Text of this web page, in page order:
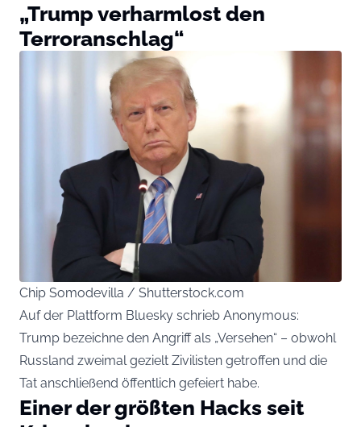
„Trump verharmlost den
Terroranschlag“
Chip Somodevilla / Shutterstock.com
Auf der Plattform Bluesky schrieb Anonymous:
Trump bezeichne den Angriff als „Versehen“ – obwohl
Russland zweimal gezielt Zivilisten getroffen und die
Tat anschließend öffentlich gefeiert habe.
Einer der größten Hacks seit